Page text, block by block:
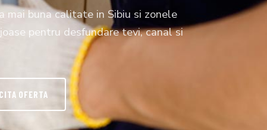
mai buna calitate in Sibiu si zonele
pentru desfundare tevi, canal si
OFERTA